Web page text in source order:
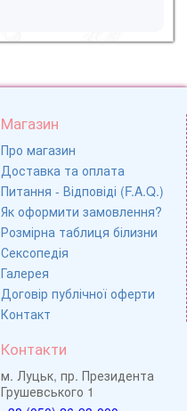
Магазин
Про магазин
Доставка та оплата
Питання - Відповіді (F.A.Q.)
Як оформити замовлення?
Розмірна таблиця білизни
Сексопедія
Галерея
Договір публічної оферти
Контакт
Контакти
м. Луцьк, пр. Президента
Грушевського 1